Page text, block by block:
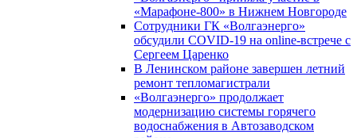
«Марафоне-800» в Нижнем Новгороде
Сотрудники ГК «Волгаэнерго»
обсудили COVID-19 на online-встрече с
Сергеем Царенко
В Ленинском районе завершен летний
ремонт тепломагистрали
«Волгаэнерго» продолжает
модернизацию системы горячего
водоснабжения в Автозаводском